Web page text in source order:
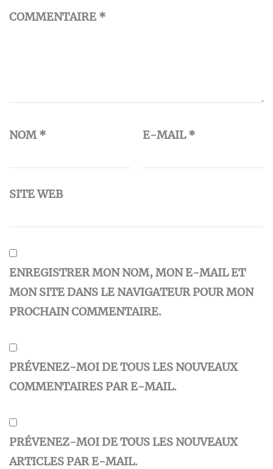
COMMENTAIRE *
NOM* E-MAIL*
SITE WEB
ENREGISTRER MON NOM, MON E-MAIL ET
MON SITE DANS LE NAVIGATEUR POUR MON
PROCHAIN COMMENTAIRE.
PRÉVENEZ-MOI DE TOUS LES NOUVEAUX
COMMENTAIRES PAR E-MAIL.
PRÉVENEZ-MOI DE TOUS LES NOUVEAUX
ARTICLES PAR E-MAIL.